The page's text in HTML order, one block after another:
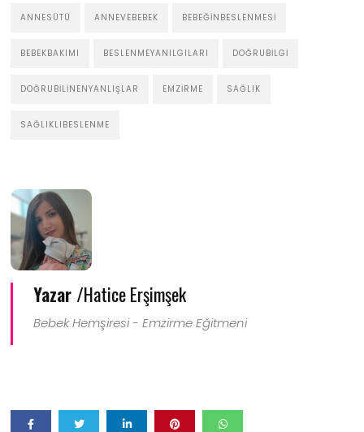
ANNESÜTÜ ANNEVEBEBEK BEBEĞINBESLENMESI
BEBEKBAKIMI BESLENMEYANILGILARI DOĞRUBILGI
DOĞRUBILINENYANLIŞLAR EMZIRME SAĞLIK
SAĞLIKLIBESLENME
Yazar /Hatice Erşimşek
Bebek Hemşiresi - Emzirme Eğitmeni